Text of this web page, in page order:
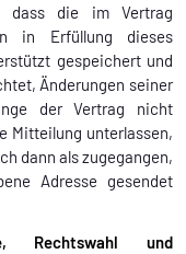
dass die im Vertrag
in Erfüllung dieses
gespeichert und
Änderungen seiner
der Vertrag nicht
Mitteilung unterlassen,
dann als zugegangen,
Adresse gesendet
Rechtswahl und